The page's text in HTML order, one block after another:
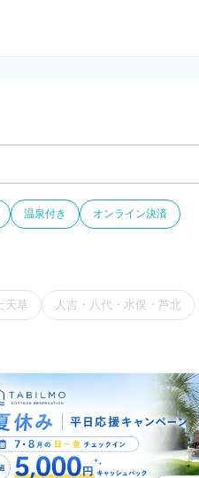
温泉付き オンライン決済
天草 人吉・八代・水俣・芦北